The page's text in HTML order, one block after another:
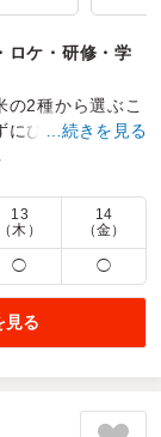
ロケ・研修・学
の2種から選ぶこ
にひと手間加
ます。
～1,080円
配達の方が丁
…続きを見る
13
（木）
14
（金）
◯ ◯
見る